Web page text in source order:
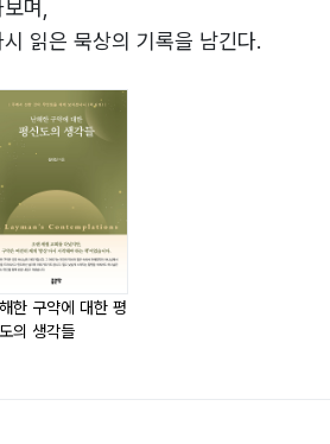
역사서와 에스더서 -
201
서 223
인간의 내면과 신앙의 성찰 -
와 지혜로 읽는 성경 276
며,
읽은 묵상의 기록을 남긴다.
한 구약에 대한 평
의 생각들